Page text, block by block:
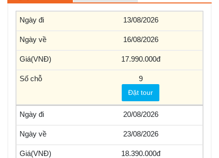
13/08/2026
16/08/2026
17.990.000
9
Đặt tour
20/08/2026
23/08/2026
18.390.000